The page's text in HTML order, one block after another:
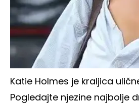
Katie Holmes je kraljica
Pogledajte njezine najbolje